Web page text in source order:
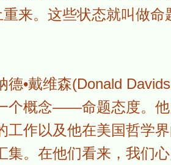
重来。这些状态就叫做
德•戴维森(Donald
个概念——命题态度。
工作以及他在美国哲学
集。在他们看来，我们